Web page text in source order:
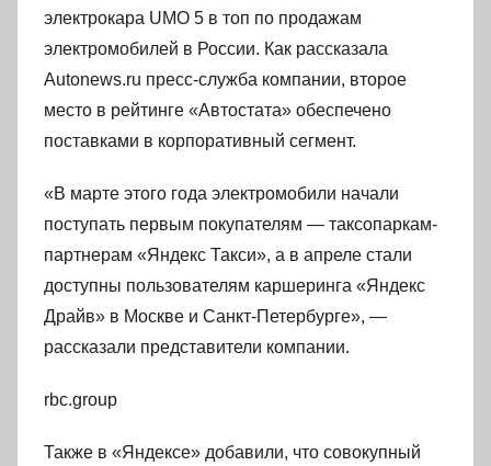
электрокара UMO 5 в топ по продажам
электромобилей в России. Как рассказала
Autonews.ru пресс-служба компании, второе
место в рейтинге «Автостата» обеспечено
поставками в корпоративный сегмент.
«В марте этого года электромобили начали
поступать первым покупателям — таксопаркам-
партнерам «Яндекс Такси», а в апреле стали
доступны пользователям каршеринга «Яндекс
Драйв» в Москве и Санкт-Петербурге», —
рассказали представители компании.
rbc.group
Также в «Яндексе» добавили, что совокупный